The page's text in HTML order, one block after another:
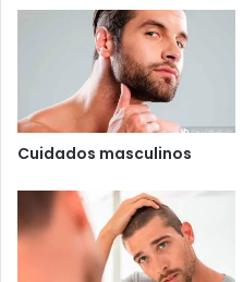
Cuidados masculinos